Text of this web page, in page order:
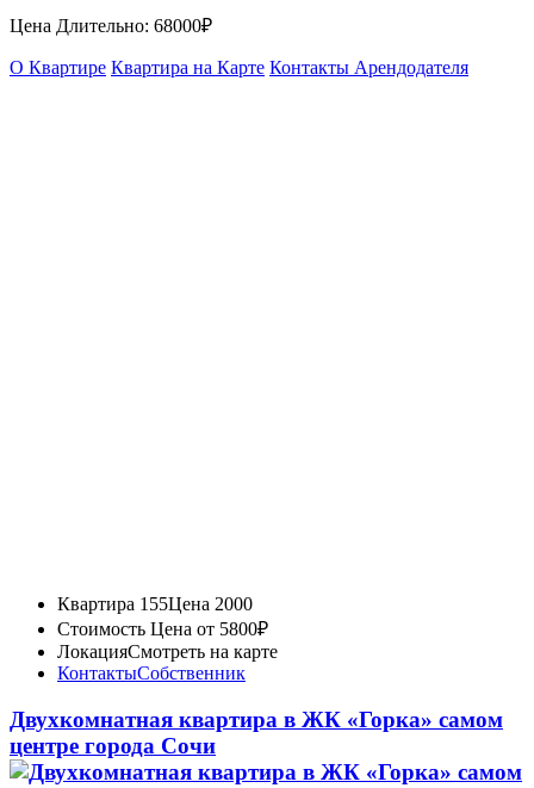
Цена Длительно: 68000₽
О Квартире Квартира на Карте Контакты Арендодателя
Квартира 155Цена 2000
Стоимость Цена от 5800₽
ЛокацияСмотреть на карте
КонтактыСобственник
Двухкомнатная квартира в ЖК «Горка» самом
центре города Сочи